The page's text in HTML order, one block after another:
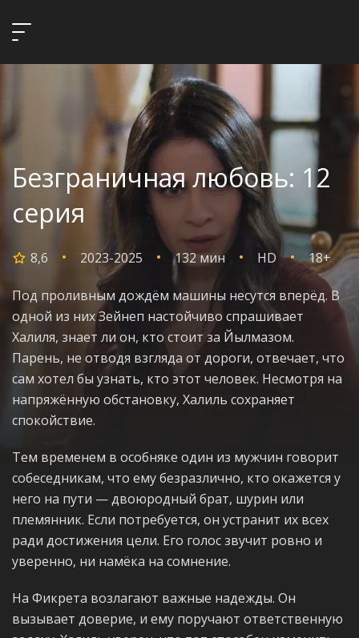
Безграничная любовь: 12
серия
8,6 2023-2025 132 мин HD 18+
Под проливным дождём машины несутся вперёд. В
одной из них Зейнеп настойчиво спрашивает
Халиля, знает ли он, кто стоит за Йылмазом.
Парень, не отводя взгляда от дороги, отвечает, что
сам хотел бы узнать, кто этот человек. Несмотря на
напряжённую обстановку, Халиль сохраняет
спокойствие.
Тем временем в особняке один из мужчин говорит
собеседникам, что ему безразлично, кто окажется у
него на пути — двоюродный брат, шурин или
племянник. Если потребуется, он устранит их всех
ради достижения цели. Его голос звучит ровно и
уверенно, ни намёка на сомнение.
На Фикрета возлагают важные надежды. Он
вызывает доверие, и ему поручают ответственную